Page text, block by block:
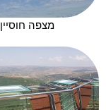
מצפה חוסיין